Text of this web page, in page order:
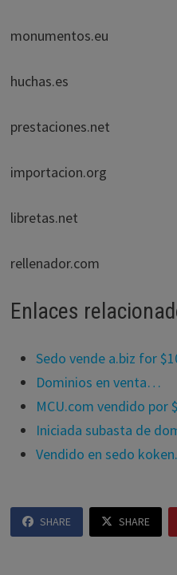
monumentos.eu
huchas.es
prestaciones.net
importacion.org
libretas.net
rellenador.com
Enlaces
Sedo vende a.biz for
Dominios en venta…
MCU.com vendido por
Iniciada subasta de
Vendido en sedo
SHARE SHARE